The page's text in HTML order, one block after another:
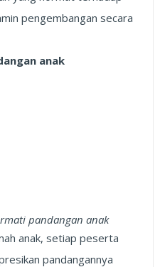
pengembangan secara
anak
pandangan anak
anak, setiap peserta
pandangannya